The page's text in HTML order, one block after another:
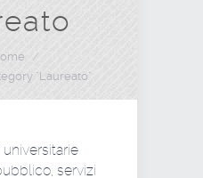
/
"Laureato"
universitarie
servizi